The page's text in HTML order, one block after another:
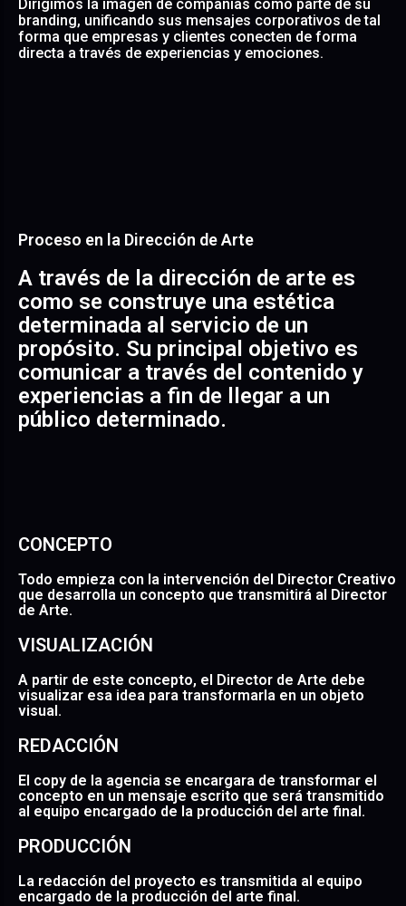
movimiento, el audio, la música y cualquier otra
disciplina que requiera un proyecto. • Contamos con
creativos de diferentes perfiles para crear la sinergia
necesaria para que haya una comunicación fluida y
productiva entre todos ellos.
Dirigimos la imagen de compañías como parte de su
branding, unificando sus mensajes corporativos de tal
forma que empresas y clientes conecten de forma
directa a través de experiencias y emociones.
• Generamos la idea a través del concepto. De su idea,
de su creación inicial, depende el buen desarrollo del
proyecto. • Realizamos dirección de arte para todo tipo
de proyectos, empresas y marcas en achroma
consideramos al diseño como un factor clave y
decisivo para cualquier marca y producto. • Elabóranos
mensajes de marca, únicos e innovadores en
consonancia con las tendencias del momento.
Refrescamos y renovamos a las marcas con
estrategias y estética acorde a sus principios.
Proceso en la Dirección de Arte
A través de la dirección de arte es
como se construye una estética
determinada al servicio de un
propósito. Su principal objetivo es
comunicar a través del contenido y
experiencias a fin de llegar a un
público determinado.
CONCEPTO
Todo empieza con la intervención del Director Creativo
que desarrolla un concepto que transmitirá al Director
de Arte.
VISUALIZACIÓN
A partir de este concepto, el Director de Arte debe
visualizar esa idea para transformarla en un objeto
visual.
REDACCIÓN
El copy de la agencia se encargara de transformar el
concepto en un mensaje escrito que será transmitido
al equipo encargado de la producción del arte final.
PRODUCCIÓN
La redacción del proyecto es transmitida al equipo
encargado de la producción del arte final.